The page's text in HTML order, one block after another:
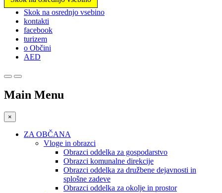
Prosimo,
upoštevajte:
spletno
mesto
vključuje
sistem
Skok na osrednjo vsebino
kontakti
facebook
turizem
o Občini
AED
Main Menu
×
ZA OBČANA
Vloge in obrazci
Obrazci oddelka za gospodarstvo
Obrazci komunalne direkcije
Obrazci oddelka za družbene dejavnosti in
splošne zadeve
Obrazci oddelka za okolje in prostor